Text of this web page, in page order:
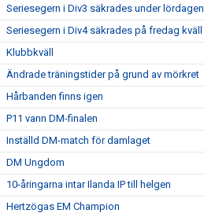
Seriesegern i Div3 säkrades under lördagen
Seriesegern i Div4 säkrades på fredag kväll
Klubbkväll
Ändrade träningstider på grund av mörkret
Hårbanden finns igen
P11 vann DM-finalen
Inställd DM-match för damlaget
DM Ungdom
10-åringarna intar Ilanda IP till helgen
Hertzögas EM Champion